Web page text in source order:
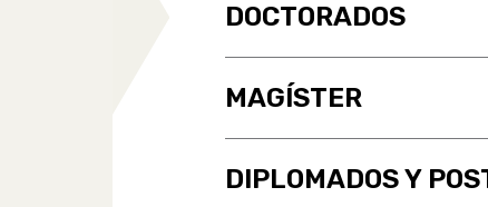
DOCTORADOS
MAGÍSTER
DIPLOMADOS Y